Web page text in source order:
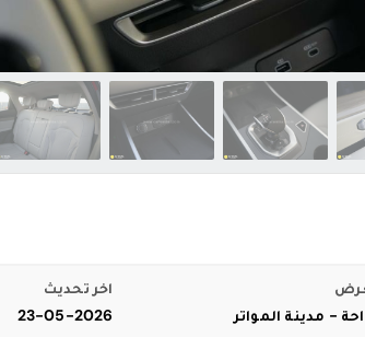
- مدينة المواتر
اخر تحديث
23-05-2026